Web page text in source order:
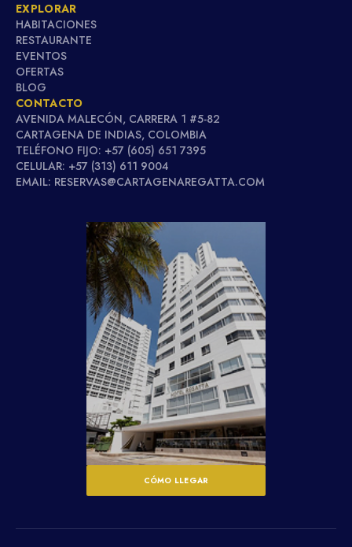
EXPLORAR
HABITACIONES
RESTAURANTE
EVENTOS
OFERTAS
BLOG
CONTACTO
AVENIDA MALECÓN, CARRERA 1 #5-82
CARTAGENA DE INDIAS, COLOMBIA
TELÉFONO FIJO: +57 (605) 651 7395
CELULAR: +57 (313) 611 9004
EMAIL: RESERVAS@CARTAGENAREGATTA.COM
CÓMO LLEGAR